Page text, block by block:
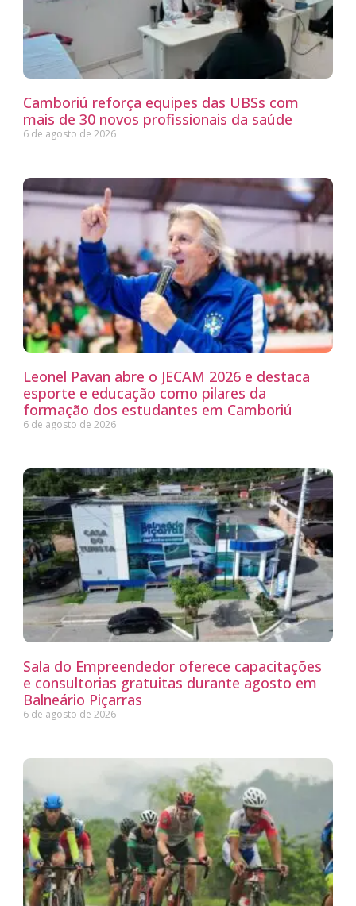
Camboriú reforça equipes das UBSs com
mais de 30 novos profissionais da saúde
6 de agosto de 2026
Leonel Pavan abre o JECAM 2026 e destaca
esporte e educação como pilares da
formação dos estudantes em Camboriú
6 de agosto de 2026
Sala do Empreendedor oferece capacitações
e consultorias gratuitas durante agosto em
Balneário Piçarras
6 de agosto de 2026